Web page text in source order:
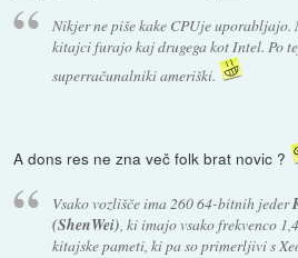
Nikjer ne piše kake CPUje uporabljajo.
kitajci furajo kaj drugega kot Intel. Po
superračunalniki ameriški.
A dons res ne zna več folk brat novic ?
Vsako vozlišče ima 260 64-bitnih jeder
(ShenWei), ki imajo vsako frekvenco
kitajske pameti, ki pa so primerljivi s